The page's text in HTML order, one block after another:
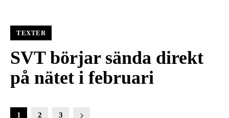
TEXTER
SVT börjar sända direkt
på nätet i februari
1 2 3